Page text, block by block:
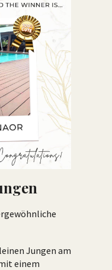
Jungen am
einem